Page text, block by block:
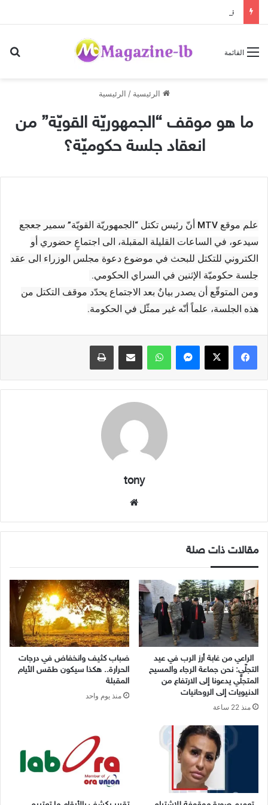
القائمة
الرئيسية / الرئيسية
ما هو موقف “الجمهوريّة القويّة” من
انعقاد جلسة حكوميّة؟
علم موقع MTV أنّ رئيس تكتل “الجمهوريّة القويّة” سمير جعجع
سيدعو، في الساعات القليلة المقبلة، الى اجتماعٍ حضوري أو
الكتروني للتكتل للبحث في موضوع دعوة مجلس الوزراء الى عقد
جلسة حكوميّة الإثنين في السراي الحكومي.
ومن المتوقّع أن يصدر بيانٌ بعد الاجتماع يحدّد موقف التكتل من
هذه الجلسة، علماً أنّه غير ممثّل في الحكومة.
فيسبوك X ماسنجر واتساب مشاركة عبر البريد طباعة
tony
مقالات ذات صلة
الراعي من غابة أرز الرب في عيد
التجلّي: نحن جماعة الرجاء والمسيح
المتجلّي يدعونا إلى الارتفاع من
الدنيويات إلى الروحانيات
منذ 22 ساعة
ضباب كثيف وانخفاض في درجات
الحرارة.. هكذا سيكون طقس الأيام
المقبلة
منذ يوم واحد